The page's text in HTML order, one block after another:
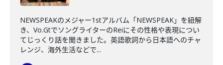
NEWSPEAKのメジャー1stアルバム「NEWSPEAK」を紐解
き、Vo.GtでソングライターのReiにその性格や表現につい
てじっくり話を聞きました。英語歌詞から日本語へのチャ
レンジ、海外生活などで...